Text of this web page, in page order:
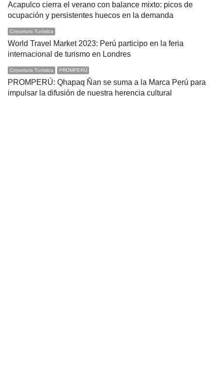
Acapulco cierra el verano con balance mixto: picos de
ocupación y persistentes huecos en la demanda
Coyuntura Turística
World Travel Market 2023: Perú participo en la feria
internacional de turismo en Londres
Coyuntura Turística PROMPERÚ
PROMPERÚ: Qhapaq Ñan se suma a la Marca Perú para
impulsar la difusión de nuestra herencia cultural